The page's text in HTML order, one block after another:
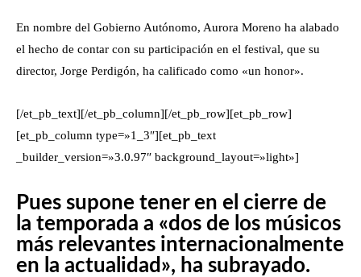
En nombre del Gobierno Autónomo, Aurora Moreno ha alabado
el hecho de contar con su participación en el festival, que su
director, Jorge Perdigón, ha calificado como «un honor».
[/et_pb_text][/et_pb_column][/et_pb_row][et_pb_row]
[et_pb_column type=»1_3″][et_pb_text
_builder_version=»3.0.97″ background_layout=»light»]
Pues supone tener en el cierre de
la temporada a «dos de los músicos
más relevantes internacionalmente
en la actualidad», ha subrayado.